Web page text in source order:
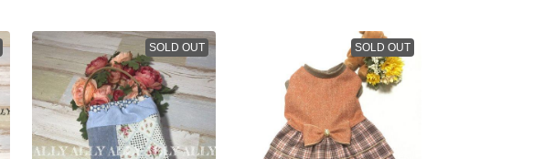
SOLD OUT SOLD OUT